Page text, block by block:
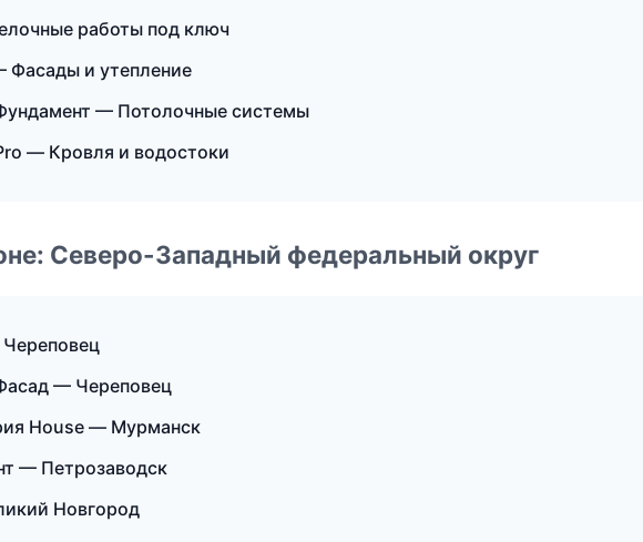
работы под ключ
и утепление
— Потолочные системы
— Кровля и водостоки
Северо-Западный федеральный округ
— Череповец
House — Мурманск
— Петрозаводск
Новгород